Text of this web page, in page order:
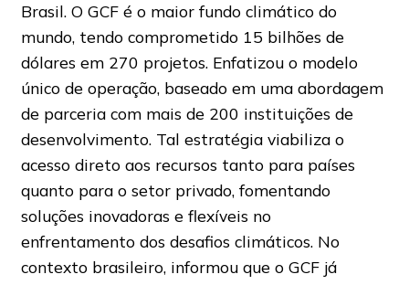
Brasil. O GCF é o maior fundo climático do
mundo, tendo comprometido 15 bilhões de
dólares em 270 projetos. Enfatizou o modelo
único de operação, baseado em uma abordagem
de parceria com mais de 200 instituições de
desenvolvimento. Tal estratégia viabiliza o
acesso direto aos recursos tanto para países
quanto para o setor privado, fomentando
soluções inovadoras e flexíveis no
enfrentamento dos desafios climáticos. No
contexto brasileiro, informou que o GCF já